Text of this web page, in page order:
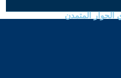
الحوار المتمدن